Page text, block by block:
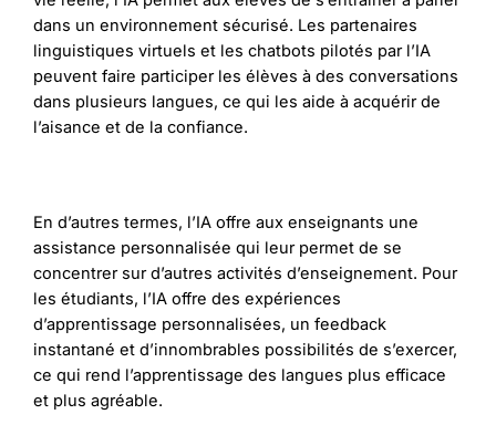
dans un environnement sécurisé. Les partenaires
linguistiques virtuels et les chatbots pilotés par l’IA
peuvent faire participer les élèves à des conversations
dans plusieurs langues, ce qui les aide à acquérir de
l’aisance et de la confiance.
En d’autres termes, l’IA offre aux enseignants une
assistance personnalisée qui leur permet de se
concentrer sur d’autres activités d’enseignement. Pour
les étudiants, l’IA offre des expériences
d’apprentissage personnalisées, un feedback
instantané et d’innombrables possibilités de s’exercer,
ce qui rend l’apprentissage des langues plus efficace
et plus agréable.